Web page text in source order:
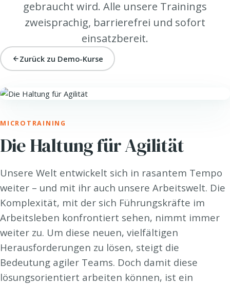
gebraucht wird. Alle unsere Trainings
zweisprachig, barrierefrei und sofort
einsatzbereit.
Zurück zu Demo-Kurse
MICROTRAINING
Die Haltung für Agilität
Unsere Welt entwickelt sich in rasantem Tempo
weiter – und mit ihr auch unsere Arbeitswelt. Die
Komplexität, mit der sich Führungskräfte im
Arbeitsleben konfrontiert sehen, nimmt immer
weiter zu. Um diese neuen, vielfältigen
Herausforderungen zu lösen, steigt die
Bedeutung agiler Teams. Doch damit diese
lösungsorientiert arbeiten können, ist ein